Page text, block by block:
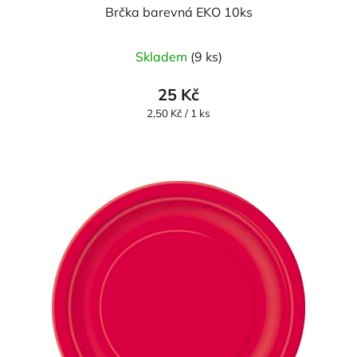
Brčka barevná EKO 10ks
Skladem (9 ks)
25 Kč
Měrná
2,50 Kč / 1 ks